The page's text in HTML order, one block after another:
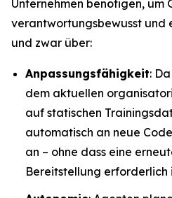
Unternehmen benötigen, um
verantwortungsbewusst und
und zwar über:
Anpassungsfähigkeit:
dem aktuellen
auf statischen
automatisch an neue
an – ohne dass eine
Bereitstellung erforderlich